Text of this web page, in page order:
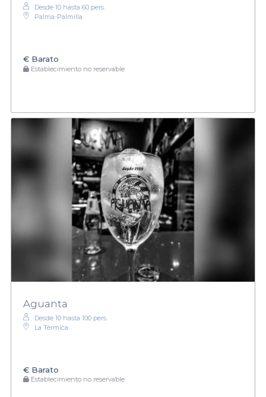
Desde 10 hasta 60 pers.
Palma-Palmilla
€ Barato
Establecimiento no reservable
Aguanta
Desde 10 hasta 100 pers.
La Térmica
€ Barato
Establecimiento no reservable